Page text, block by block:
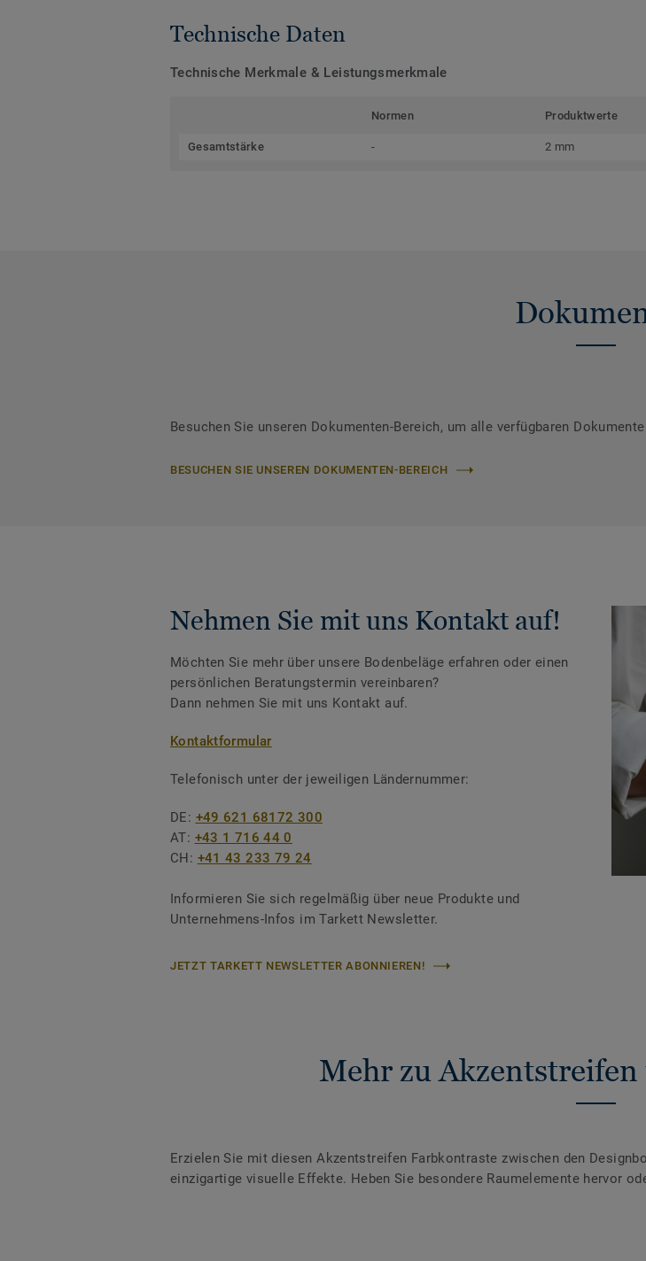
Technische Daten
Technische Merkmale & Leistungsmerkmale
Normen Produktwerte
Gesamtstärke - 2 mm
Besuchen Sie unseren Dokumenten-Bereich, um alle verfügbaren
BESUCHEN SIE UNSEREN DOKUMENTEN-BEREICH
Nehmen Sie mit uns Kontakt auf!
Möchten Sie mehr über unsere Bodenbeläge erfahren oder einen
persönlichen Beratungstermin vereinbaren?
Dann nehmen Sie mit uns Kontakt auf.
Kontaktformular
Telefonisch unter der jeweiligen Ländernummer:
DE: +49 621 68172 300
AT: +43 1 716 44 0
CH: +41 43 233 79 24
Informieren Sie sich regelmäßig über neue Produkte und
Unternehmens-Infos im Tarkett Newsletter.
JETZT TARKETT NEWSLETTER ABONNIEREN!
Mehr zu
Erzielen Sie mit diesen Akzentstreifen Farbkontraste zwischen den
einzigartige visuelle Effekte. Heben Sie besondere Raumelemente hervor